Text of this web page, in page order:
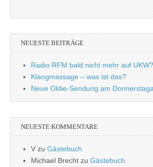
NEUESTE BEITRÄGE
Radio RFM bald nicht mehr auf UKW?
Klangmassage – was ist das?
Neue Oldie-Sendung am
NEUESTE KOMMENTARE
V zu Gästebuch
Michael Brecht zu Gästebuch